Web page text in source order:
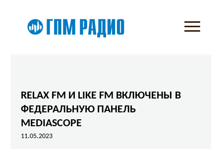
RELAX FM И LIKE FM ВКЛЮЧЕНЫ В
ФЕДЕРАЛЬНУЮ ПАНЕЛЬ
MEDIASCOPE
11.05.2023